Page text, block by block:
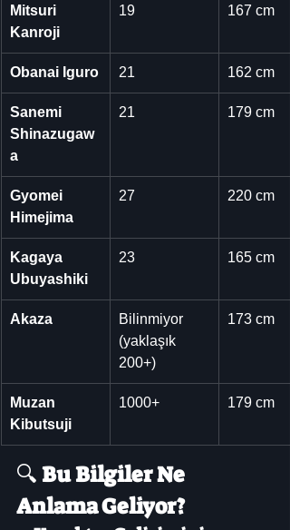
Mitsuri
Kanroji
19 167 cm
Obanai Iguro 21 162 cm
Sanemi
Shinazugaw
a
21 179 cm
Gyomei
Himejima
27 220 cm
Kagaya
Ubuyashiki
23 165 cm
Akaza
Bilinmiyor
(yaklaşık
200+)
173 cm
Muzan
Kibutsuji
1000+ 179 cm
🔍 Bu Bilgiler Ne
Anlama Geliyor?